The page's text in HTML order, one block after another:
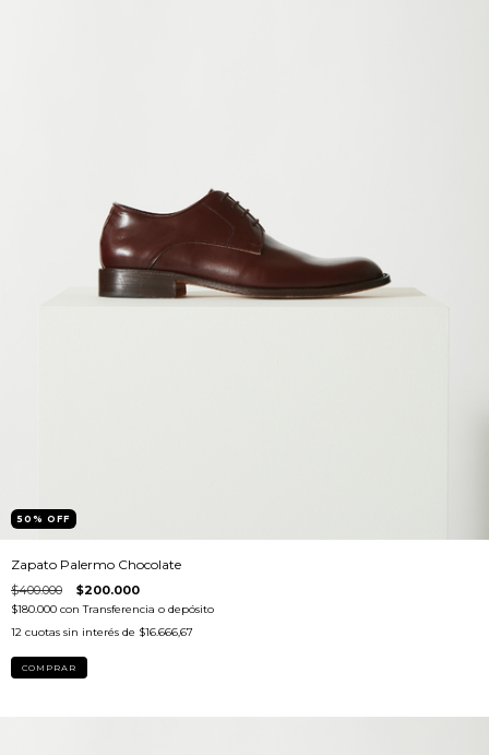
50 % OFF
Zapato Palermo Chocolate
$400.000 $200.000
$180.000 con Transferencia o depósito
12 cuotas sin interés de $16.666,67
COMPRAR